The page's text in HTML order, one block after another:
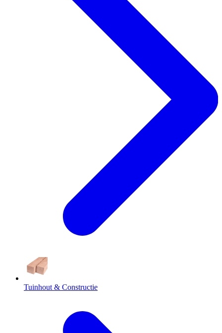
Tuinhout & Constructie